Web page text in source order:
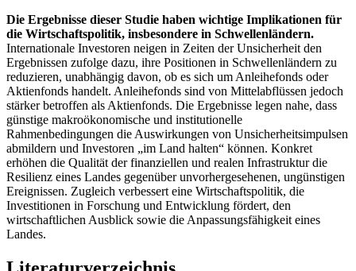
Die Ergebnisse dieser Studie haben wichtige Implikationen für
die Wirtschaftspolitik, insbesondere in Schwellenländern.
Internationale Investoren neigen in Zeiten der Unsicherheit den
Ergebnissen zufolge dazu, ihre Positionen in Schwellenländern zu
reduzieren, unabhängig davon, ob es sich um Anleihefonds oder
Aktienfonds handelt. Anleihefonds sind von Mittelabflüssen jedoch
stärker betroffen als Aktienfonds. Die Ergebnisse legen nahe, dass
günstige makroökonomische und institutionelle
Rahmenbedingungen die Auswirkungen von Unsicherheitsimpulsen
abmildern und Investoren „im Land halten“ können. Konkret
erhöhen die Qualität der finanziellen und realen Infrastruktur die
Resilienz eines Landes gegenüber unvorhergesehenen, ungünstigen
Ereignissen. Zugleich verbessert eine Wirtschaftspolitik, die
Investitionen in Forschung und Entwicklung fördert, den
wirtschaftlichen Ausblick sowie die Anpassungsfähigkeit eines
Landes.